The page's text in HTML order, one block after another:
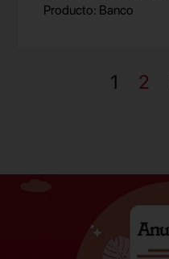
Producto: Banco
1 2